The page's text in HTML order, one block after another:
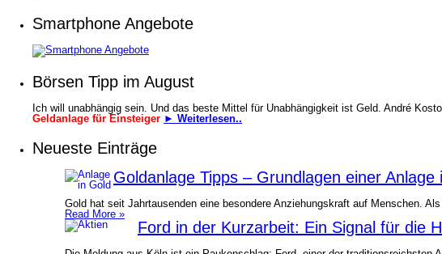
Smartphone Angebote
Börsen Tipp im August
Ich will unabhängig sein. Und das beste Mittel für Unabhängigkeit ist Geld. André
Geldanlage für Einsteiger ► Weiterlesen..
Neueste Einträge
Goldanlage Tipps – Grundlagen einer Anlage
Gold hat seit Jahrtausenden eine besondere Anziehungskraft auf Menschen.
Read More »
Ford in der Kurzarbeit: Ein Signal für die